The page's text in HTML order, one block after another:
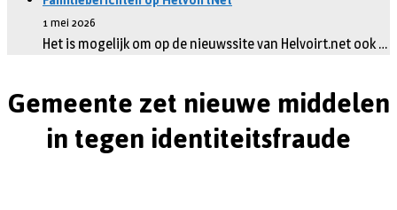
1 mei 2026
Het is mogelijk om op de nieuwssite van Helvoirt.net ook …
Gemeente zet nieuwe middelen
in tegen identiteitsfraude